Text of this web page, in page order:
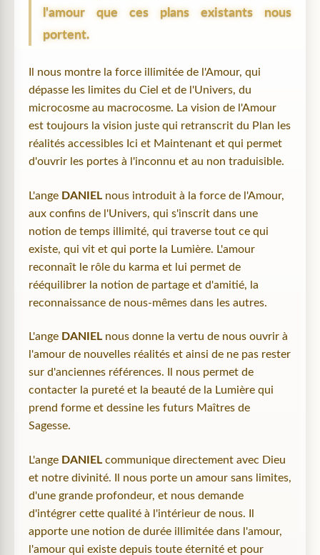
l'amour que ces plans existants nous
portent.
Il nous montre la force illimitée de l'Amour, qui
dépasse les limites du Ciel et de l'Univers, du
microcosme au macrocosme. La vision de l'Amour
est toujours la vision juste qui retranscrit du Plan les
réalités accessibles Ici et Maintenant et qui permet
d'ouvrir les portes à l'inconnu et au non traduisible.
L'ange DANIEL nous introduit à la force de l'Amour,
aux confins de l'Univers, qui s'inscrit dans une
notion de temps illimité, qui traverse tout ce qui
existe, qui vit et qui porte la Lumière. L'amour
reconnaît le rôle du karma et lui permet de
rééquilibrer la notion de partage et d'amitié, la
reconnaissance de nous-mêmes dans les autres.
L'ange DANIEL nous donne la vertu de nous ouvrir à
l'amour de nouvelles réalités et ainsi de ne pas rester
sur d'anciennes références. Il nous permet de
contacter la pureté et la beauté de la Lumière qui
prend forme et dessine les futurs Maîtres de
Sagesse.
L'ange DANIEL communique directement avec Dieu
et notre divinité. Il nous porte un amour sans limites,
d'une grande profondeur, et nous demande
d'intégrer cette qualité à l'intérieur de nous. Il
apporte une notion de durée illimitée dans l'amour,
l'amour qui existe depuis toute éternité et pour